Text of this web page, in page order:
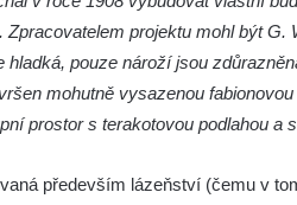
projektu mohl být G.
hladká, pouze nároží jsou
mohutně vysazenou
prostor s terakotovou podlahou a
především lázeňství (čemu v